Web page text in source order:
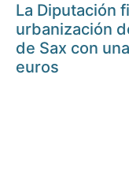
La Diputación
urbanización
de Sax con
euros